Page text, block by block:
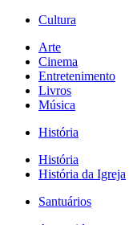
Cultura
Arte
Cinema
Entretenimento
Livros
Música
História
História
História da Igreja
Santuários